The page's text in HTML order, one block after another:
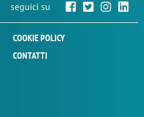
seguici su
COOKIE POLICY
CONTATTI